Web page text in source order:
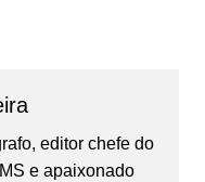
editor chefe do
e apaixonado